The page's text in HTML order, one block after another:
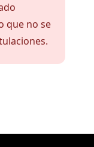
que no se